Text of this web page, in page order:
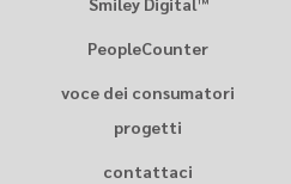
PeopleCounter
voce dei consumatori
progetti
contattaci